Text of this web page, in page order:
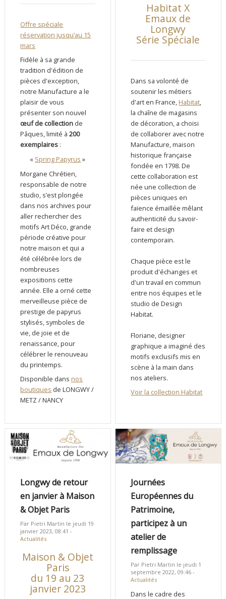
Offre spéciale
réservation jusqu’au 15
mars
Fidèle à sa grande
tradition d'édition de
pièces d'exception,
notre Manufacture a le
plaisir de vous
présenter son nouvel
œuf de collection de
Pâques, limité à200
exemplaires :
« Spring Papyrus »
Morgane Chrétien,
responsable de notre
studio, s’est plongée
dans nos archives pour
aller rechercher des
motifs Art Déco, grande
période créative pour
notre maison et qui a
été célébrée lors de
nombreuses
expositions cette
année. Elle a orné cette
merveilleuse pièce de
prestige de papyrus
stylisés, symboles de
vie, de joie et de
renaissance, pour
célébrer le renouveau
du printemps.
Disponible dans nos
boutiques de LONGWY /
METZ / NANCY
Habitat X
Emaux de
Longwy
Série Spéciale
Dans sa volonté de
soutenir les métiers
d'art en France, Habitat
la chaîne de magasins
de décoration, a choisi
de collaborer avec notre
Manufacture, maison
historique française
fondée en 1798. De
cette collaboration est
née une collection de
pièces uniques en
faïence émaillée mêlant
authenticité du savoir-
faire et design
contemporain.
Chaque pièce est le
produit d'échanges et
d'un travail en commun
entre nos équipes et le
studio de Design
Habitat.
Floriane, designer
graphique a imaginé des
motifs exclusifs mis en
scène à la main dans
nos ateliers.
Voir la collection Habitat
Longwy de retour
en janvier à Maison
& Objet Paris
Par Pietri Martin le jeudi 19
janvier 2023, 08:41 -
Actualités
Maison & Objet
Paris
du 19 au 23
janvier 2023
Journées
Européennes du
Patrimoine,
participez à un
atelier de
remplissage
Par Pietri Martin le jeudi 1
septembre 2022, 09:46 -
Actualités
Dans le cadre des